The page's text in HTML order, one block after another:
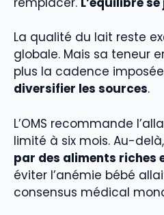
La qualité du lait reste
globale. Mais sa teneur
plus la cadence
diversifier les sources.
L’OMS recommande
limité à six mois. Au-
par des aliments riches
éviter l’anémie bébé
consensus médical